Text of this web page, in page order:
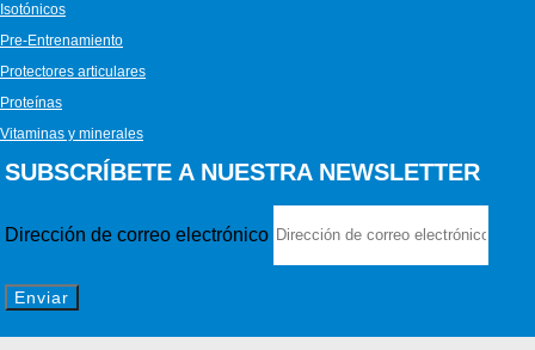
Isotónicos
Pre-Entrenamiento
Protectores articulares
Proteínas
Vitaminas y minerales
SUBSCRÍBETE A NUESTRA NEWSLETTER
Dirección de correo electrónico
Enviar